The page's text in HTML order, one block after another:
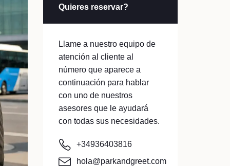
Quieres reservar?
Llame a nuestro equipo de
atención al cliente al
número que aparece a
continuación para hablar
con uno de nuestros
asesores que le ayudará
con todas sus necesidades.
+34936403816
hola@parkandgreet.com